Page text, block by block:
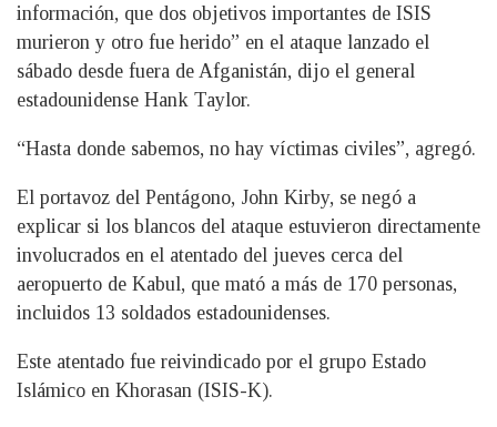
información, que dos objetivos importantes de ISIS
murieron y otro fue herido” en el ataque lanzado el
sábado desde fuera de Afganistán, dijo el general
estadounidense Hank Taylor.
“Hasta donde sabemos, no hay víctimas civiles”, agregó.
El portavoz del Pentágono, John Kirby, se negó a
explicar si los blancos del ataque estuvieron directamente
involucrados en el atentado del jueves cerca del
aeropuerto de Kabul, que mató a más de 170 personas,
incluidos 13 soldados estadounidenses.
Este atentado fue reivindicado por el grupo Estado
Islámico en Khorasan (ISIS-K).